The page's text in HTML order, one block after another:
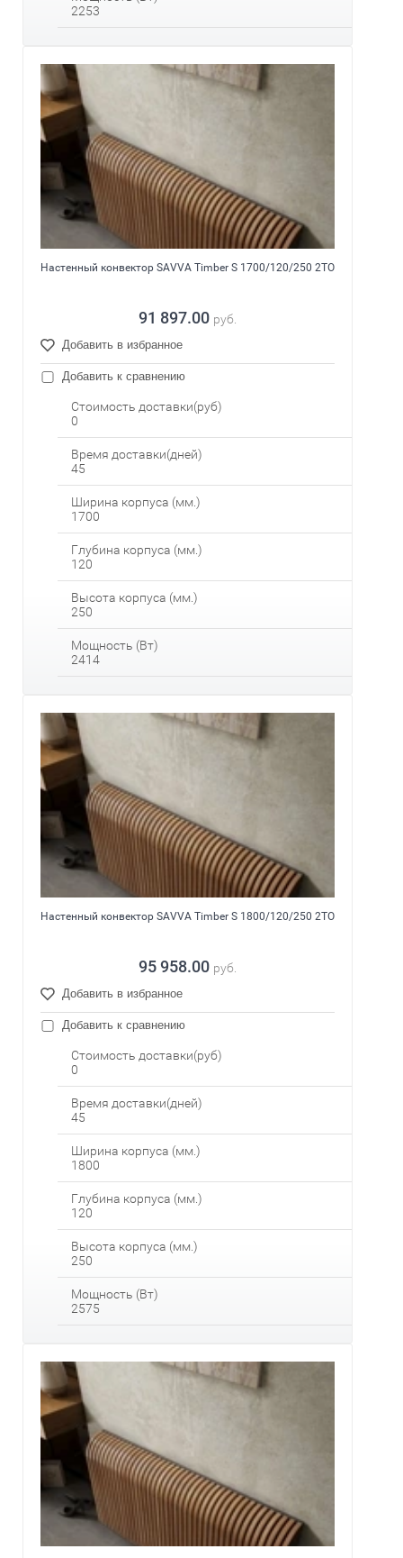
2253
Настенный конвектор SAVVA Timber S 1700/120/250 2ТО
91 897.00 руб.
Добавить в избранное
Добавить к сравнению
Стоимость доставки(руб)
0
Время доставки(дней)
45
Ширина корпуса (мм.)
1700
Глубина корпуса (мм.)
120
Высота корпуса (мм.)
250
Мощность (Вт)
2414
Настенный конвектор SAVVA Timber S 1800/120/250 2ТО
95 958.00 руб.
Добавить в избранное
Добавить к сравнению
Стоимость доставки(руб)
0
Время доставки(дней)
45
Ширина корпуса (мм.)
1800
Глубина корпуса (мм.)
120
Высота корпуса (мм.)
250
Мощность (Вт)
2575